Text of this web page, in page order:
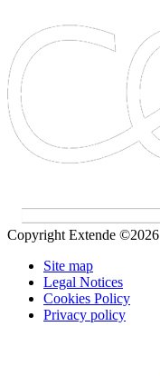
Copyright Extende ©2026
Site map
Legal Notices
Cookies Policy
Privacy policy